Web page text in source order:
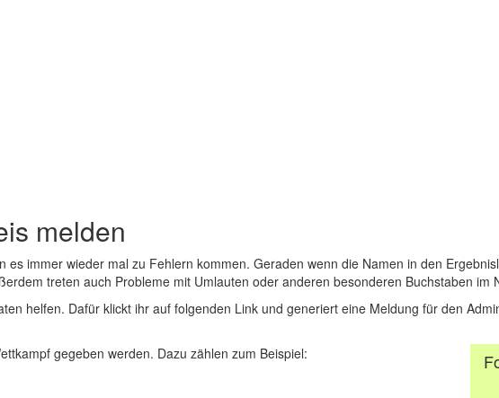
melden
es immer wieder mal zu Fehlern kommen. Geraden wenn die Namen in den
treten auch Probleme mit Umlauten oder anderen besonderen Buchstaben im
helfen. Dafür klickt ihr auf folgenden Link und generiert eine Meldung für den
gegeben werden. Dazu zählen zum Beispiel: